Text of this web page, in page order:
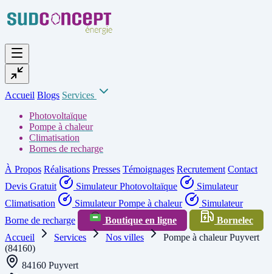
Accueil Blogs Services
Photovoltaïque
Pompe à chaleur
Climatisation
Bornes de recharge
À Propos Réalisations Presses Témoignages Recrutement Contact
Devis Gratuit
Simulateur Photovoltaïque
Simulateur
Climatisation
Simulateur Pompe à chaleur
Simulateur
Borne de recharge
Boutique en ligne
Bornelec
Accueil
Services Nos villes
Pompe à chaleur Puyvert
(84160)
84160 Puyvert